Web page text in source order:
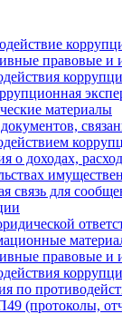
правовые и
материалы
о доходах,
связь для
правовые и
по
(протоколы,